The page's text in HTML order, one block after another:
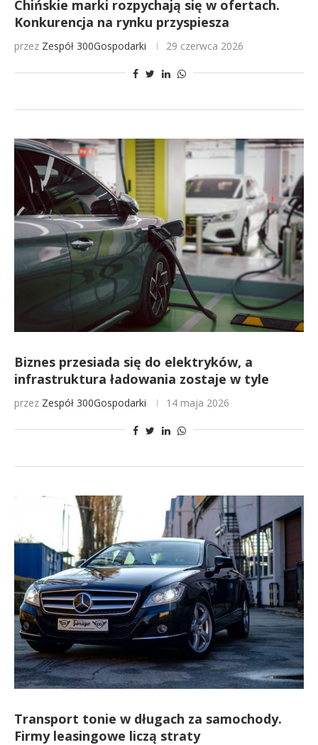
Chińskie marki rozpychają się w ofertach.
Konkurencja na rynku przyspiesza
przez Zespół 300Gospodarki 29 czerwca 2026
Biznes przesiada się do elektryków, a
infrastruktura ładowania zostaje w tyle
przez Zespół 300Gospodarki 14 maja 2026
Transport tonie w długach za samochody.
Firmy leasingowe liczą straty